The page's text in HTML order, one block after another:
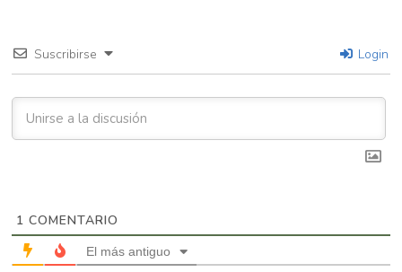
Suscribirse Login
1 COMENTARIO
El más antiguo